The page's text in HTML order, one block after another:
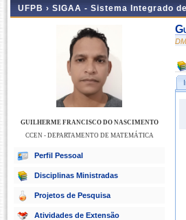
UFPB › SIGAA - Sistema Integrado
GUILHERME FRANCISCO DO NASCIMENTO
CCEN - DEPARTAMENTO DE MATEMÁTICA
Perfil Pessoal
Disciplinas Ministradas
Projetos de Pesquisa
Atividades de Extensão